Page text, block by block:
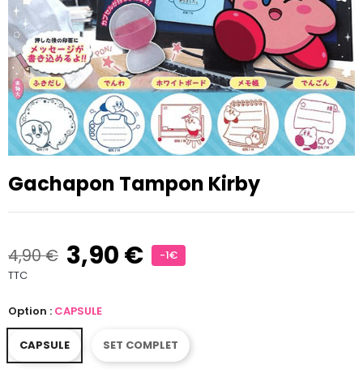
Gachapon Tampon Kirby
4,90 € 3,90 €
-1€
TTC
Option : CAPSULE
CAPSULE SET COMPLET